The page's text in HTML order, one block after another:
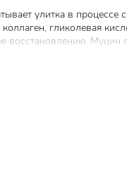
улитка в процессе
гликолевая
восстановлению.
в глубокие слои
пятна, контролирует